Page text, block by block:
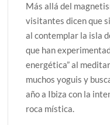
Más allá del
visitantes dicen que
al contemplar la isla
que han
energética” al
muchos yoguis y
año a Ibiza con la
roca mística.